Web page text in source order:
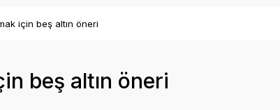
için beş altın öneri
beş altın öneri